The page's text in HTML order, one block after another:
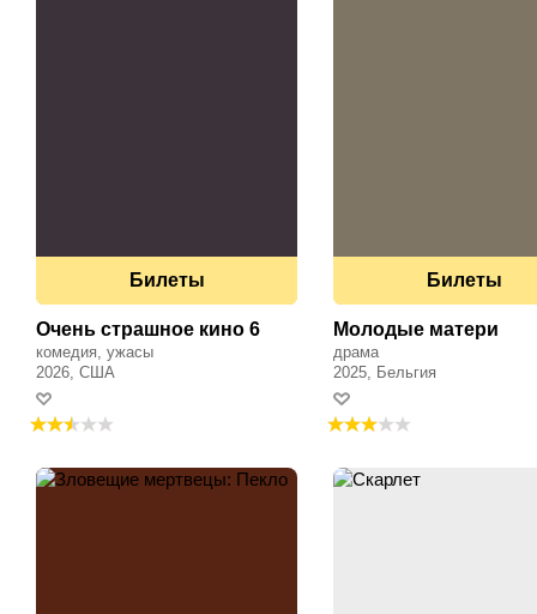
Очень страшное кино 6
комедия, ужасы
2026, США
Билеты
Молодые матери
драма
2025, Бельгия
Билеты